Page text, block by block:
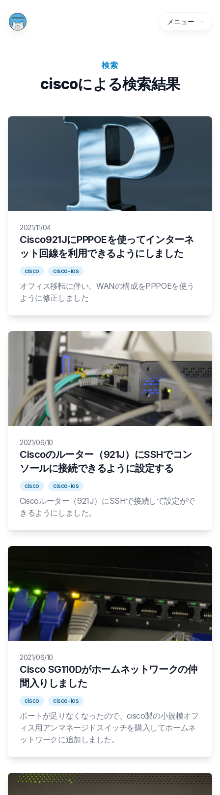
メニュー
検索
ciscoによる検索結果
2021/11/04
Cisco921JにPPPOEを使ってインターネ
ット回線を利用できるようにしました
cisco cisco-ios
オフィス移転に伴い、WANの構成をPPPOEを使う
ように修正しました
2021/06/10
Ciscoのルーター（921J）にSSHでコン
ソールに接続できるように設定する
cisco cisco-ios
Ciscoルーター（921J）にSSHで接続して設定がで
きるようにしました。
2021/06/10
Cisco SG110Dがホームネットワークの仲
間入りしました
cisco cisco-ios
ポートが足りなくなったので、cisco製の小規模オフ
ィス用アンマネージドスイッチを購入してホームネ
ットワークに追加しました。